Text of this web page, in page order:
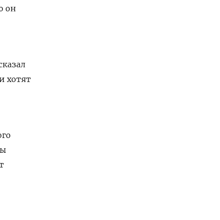
он
хотят